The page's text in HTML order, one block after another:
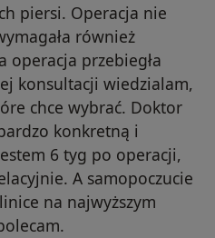
piersi. Operacja nie
również
operacja przebiegła
konsultacji wiedzialam,
chce wybrać. Doktor
konkretną i
6 tyg po operacji,
A samopoczucie
na najwyższym